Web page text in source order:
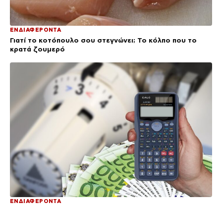
ΕΝΔΙΑΦΕΡΟΝΤΑ
Γιατί το κοτόπουλο σου στεγνώνει; Το κόλπο που το
κρατά ζουμερό
ΕΝΔΙΑΦΕΡΟΝΤΑ